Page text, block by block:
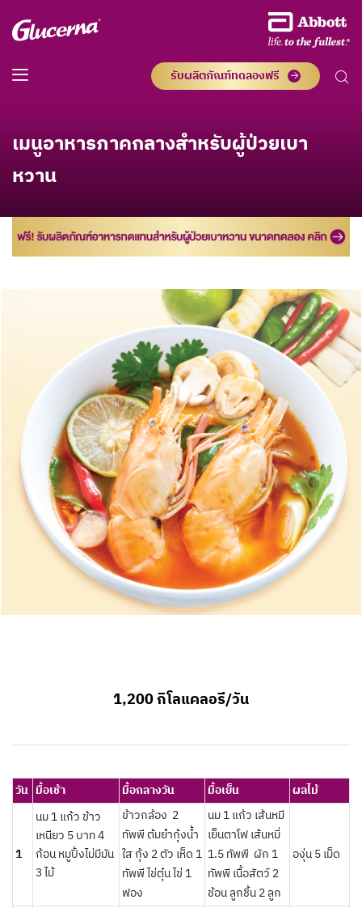
รับผลิตภัณฑ์ทดลองฟรี
เมนูอาหารภาคกลางสำหรับผู้ป่วยเบา
หวาน
1,200 กิโลแคลอรี/วัน
วัน มื้อเช้า มื้อกลางวัน มื้อเย็น ผลไม้
1
นม 1 แก้ว ข้าว
เหนียว 5 บาท 4
ก้อน หมูปิ้งไม่มีมัน
3 ไม้
ข้าวกล้อง 2
ทัพพี ต้มยำกุ้งน้ำ
ใส กุุ้ง 2 ตัว เห็ด 1
ทัพพี ไข่ตุ๋น ไข่ 1
ฟอง
นม 1 แก้ว เส้นหมี
เย็นตาโฟ เส้นหมี่
1.5 ทัพพี ผัก 1
ทัพพี เนื้อสัตว์ 2
ช้อน ลูกชิ้น 2 ลูก
องุ่น 5 เม็ด